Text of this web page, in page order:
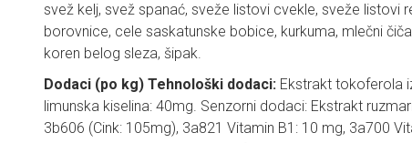
svež kelj, svež spanać, sveže listovi cvekle, sveže listovi
borovnice, cele saskatunske bobice, kurkuma, mlečni
koren belog sleza, šipak.
Dodaci (po kg) Tehnološki dodaci: Ekstrakt tokoferola
limunska kiselina: 40mg. Senzorni dodaci: Ekstrakt
3b606 (Cink: 105mg), 3a821 Vitamin B1: 10 mg, 3a700